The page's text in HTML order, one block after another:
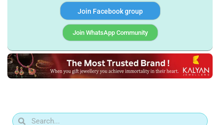
Join Facebook group
Join WhatsApp Community